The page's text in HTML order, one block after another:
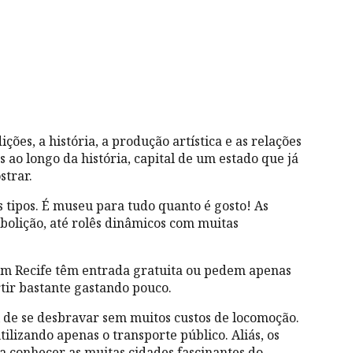
a história, a produção artística e as relações
longo da história, capital de um estado que já
É museu para tudo quanto é gosto! As
até rolês dinâmicos com muitas
Recife têm entrada gratuita ou pedem apenas
bastante gastando pouco.
se desbravar sem muitos custos de locomoção.
apenas o transporte público. Aliás, os